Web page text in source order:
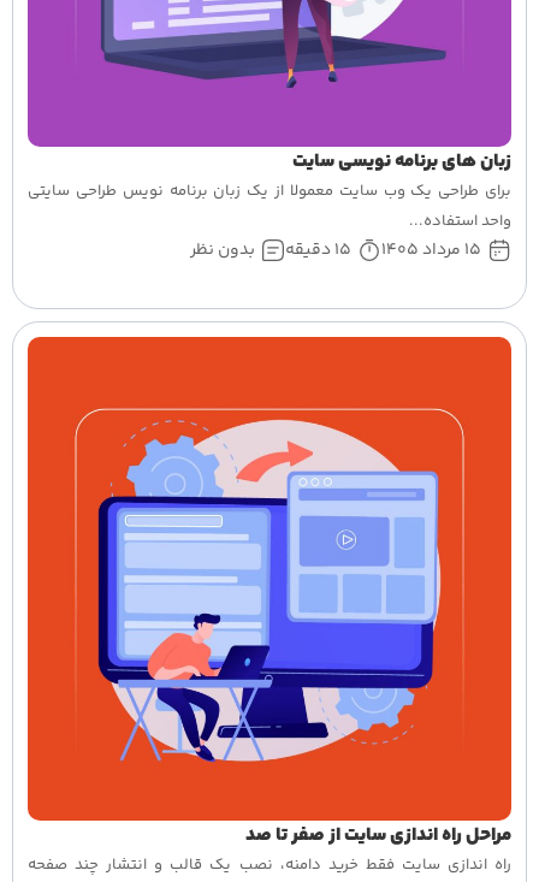
زبان های برنامه نویسی سایت
برای طراحی یک وب سایت معمولا از یک زبان برنامه نویس طراحی سایتی
واحد استفاده...
15 مرداد 1405 15 دقیقه بدون نظر
مراحل راه اندازی سایت از صفر تا صد
راه اندازی سایت فقط خرید دامنه، نصب یک قالب و انتشار چند صفحه